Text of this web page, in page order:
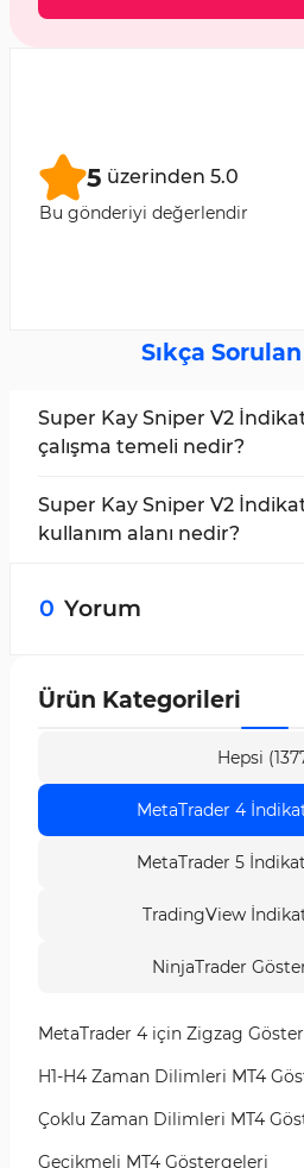
5 üzerinden 5.0
Bu gönderiyi değerlendir
Sıkça
Super Kay Sniper V2
çalışma temeli nedir?
uyarlamalı kanallar üzerine
destek ile direnç bölgelerini
Super Kay Sniper V2
kullanım alanı nedir?
tasarlanmıştır; hem kısa
0 Yorum
Ürün Kategorileri
Hepsi
MetaTrader 4
MetaTrader 5
TradingView
NinjaTrader
MetaTrader 4 için Zigzag
H1-H4 Zaman Dilimleri MT4
Çoklu Zaman Dilimleri MT4
Gecikmeli MT4 Göstergeleri